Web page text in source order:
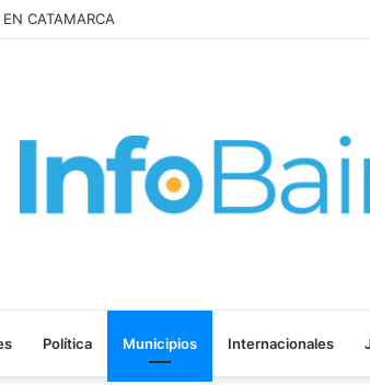
la Ley de Propiedad Privada
Política Municipios Internacionales